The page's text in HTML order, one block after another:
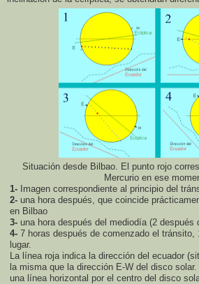
Situación desde Bilbao. El punto rojo
Mercurio en ese
1- Imagen correspondiente al principio del
2- una hora después, que coincide
en Bilbao
3- una hora después del mediodía (2 después
4- 7 horas después de comenzado el tránsito,
lugar.
La línea roja indica la dirección del ecuador
la misma que la dirección E-W del disco
una línea horizontal por el centro del disco